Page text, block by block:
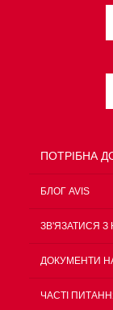
ПОТРІБНА
БЛОГ AVIS
ЗВ'ЯЗАТИСЯ З
ДОКУМЕНТИ
ЧАСТІ